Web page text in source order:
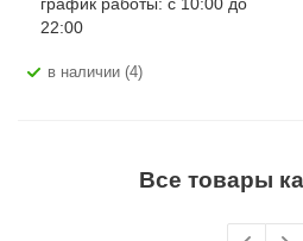
22:00
В наличии (4)
Все товары